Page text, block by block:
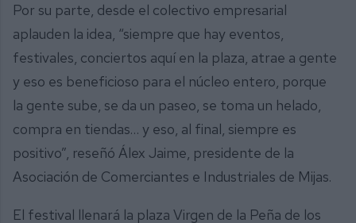
Por su parte, desde el colectivo empresarial
aplauden la idea, “siempre que hay eventos,
festivales, conciertos aquí en la plaza, atrae a gente
y eso es beneficioso para el núcleo entero, porque
la gente sube, se da un paseo, se toma un helado,
compra en tiendas… y eso, al final, siempre es
positivo”, reseñó Álex Jaime, presidente de la
Asociación de Comerciantes e Industriales de Mijas.
El festival llenará la plaza Virgen de la Peña de los